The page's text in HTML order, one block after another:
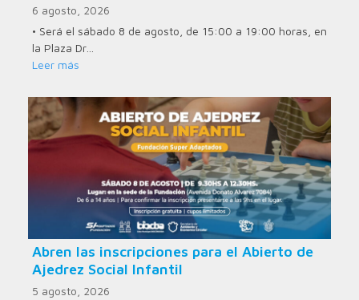
6 agosto, 2026
• Será el sábado 8 de agosto, de 15:00 a 19:00 horas, en
la Plaza Dr…
Leer más
Abren las inscripciones para el Abierto de
Ajedrez Social Infantil
5 agosto, 2026